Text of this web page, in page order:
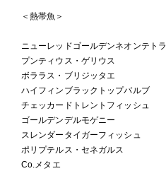
＜熱帯魚＞
ニューレッドゴールデンネオンテトラ
プンティウス・ゲリウス
ボララス・ブリジッタエ
ハイフィンブラックトップバルブ
チェッカードトレントフィッシュ
ゴールデンデルモゲニー
スレンダータイガーフィッシュ
ポリプテルス・セネガルス
Co.メタエ